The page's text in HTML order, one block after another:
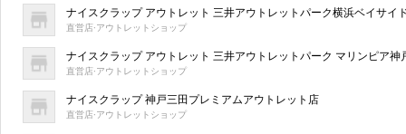
ナイスクラップ アウトレット 三井アウトレットパーク横浜ベイサイ
直営店·アウトレットショップ
ナイスクラップ アウトレット 三井アウトレットパーク マリンピア神
直営店·アウトレットショップ
ナイスクラップ 神戸三田プレミアムアウトレット店
直営店·アウトレットショップ